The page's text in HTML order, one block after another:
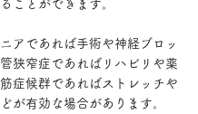
ことができます。
アであれば手術や神経ブロッ
狭窄症であればリハビリや薬
症候群であればストレッチや
が有効な場合があります。